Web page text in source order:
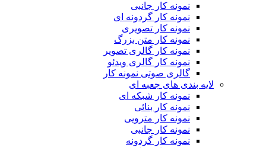
نمونه کار جانبی
نمونه کار گردونه ای
نمونه کار تصویری
نمونه کار متن بزرگ
نمونه کار گالری تصویر
نمونه کار گالری ویدئو
گالری صوتی نمونه کار
لایه بندی های جعبه ای
نمونه کار شبکه ای
نمونه کار بنائی
نمونه کار مترویی
نمونه کار جانبی
نمونه کار گردونه